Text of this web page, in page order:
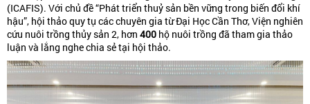
(ICAFIS). Với chủ đề “Phát triển thuỷ sản bền vững trong biến đổi khí
hậu”, hội thảo quy tụ các chuyên gia từ Đại Học Cần Thơ, Viện nghiên
cứu nuôi trồng thủy sản 2, hơn 400 hộ nuôi trồng đã tham gia thảo
luận và lắng nghe chia sẻ tại hội thảo.